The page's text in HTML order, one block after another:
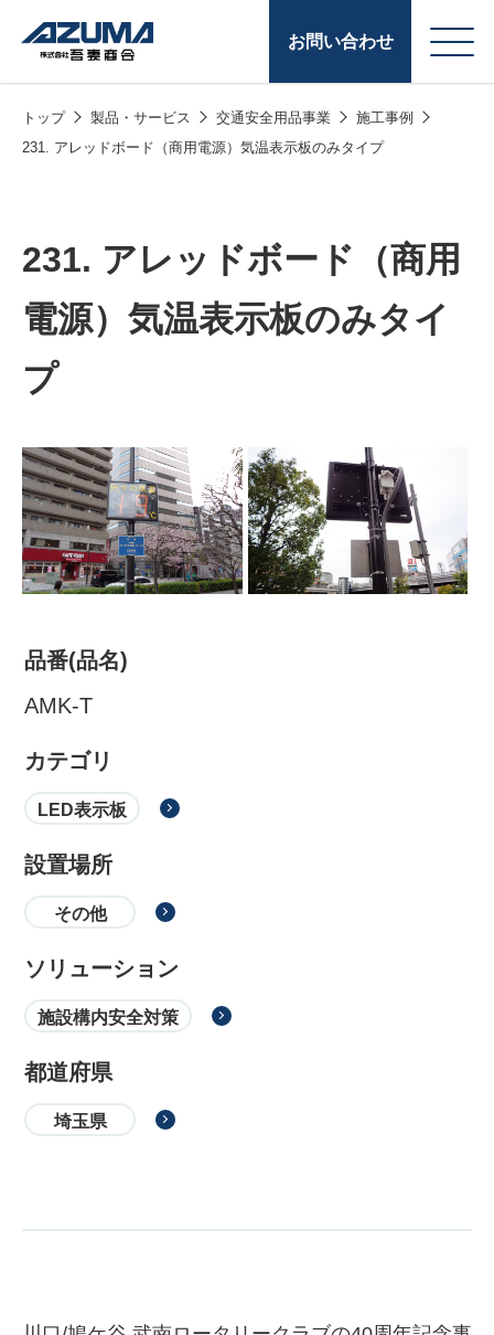
お問い合わせ
会
要
株式会社吾妻製作所 会社案
内
原燃料事業
燃料小口配送
潤滑油
トップ 製品・サービス 交通安全用品事業
施工事例
231. アレッドボード（商用電源）気温表示板のみタイプ
231. アレッドボード（商用
電源）気温表示板のみタイ
プ
品番(品名)
AMK-T
カテゴリ
LED表示板
設置場所
その他
ソリューション
施設構内安全対策
都道府県
埼玉県